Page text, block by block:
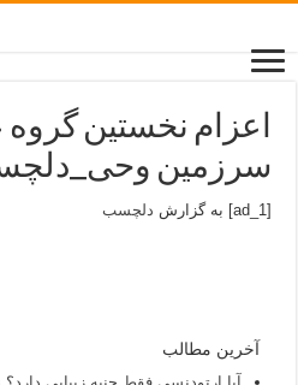
اعزام نخستین گروه
سرزمین
[ad_1] به گزارش دلچسب
آخرین مطالب